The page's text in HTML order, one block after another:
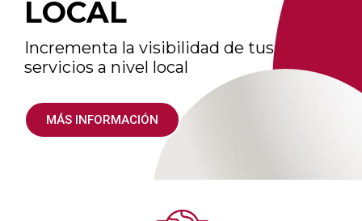
LOCAL
Incrementa la visibilidad de tus
servicios a nivel local
MÁS INFORMACIÓN